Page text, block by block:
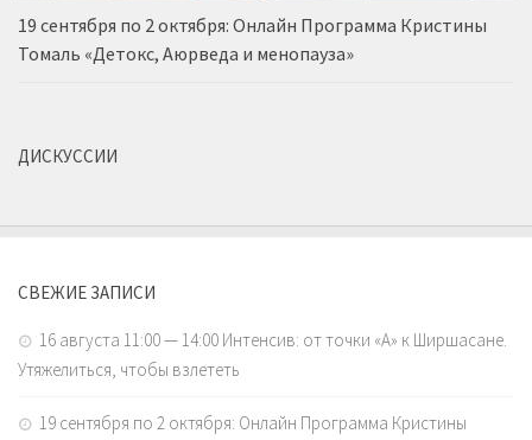
19 сентября по 2 октября: Онлайн Программа Кристины
Томаль «Детокс, Аюрведа и менопауза»
ДИСКУССИИ
СВЕЖИЕ ЗАПИСИ
16 августа 11:00 — 14:00 Интенсив: от точки «А» к Ширшасане.
Утяжелиться, чтобы взлететь
19 сентября по 2 октября: Онлайн Программа Кристины